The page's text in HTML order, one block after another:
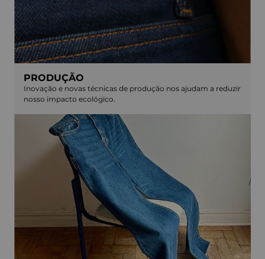
PRODUÇÃO
Inovação e novas técnicas de produção nos ajudam a reduzir
nosso impacto ecológico.